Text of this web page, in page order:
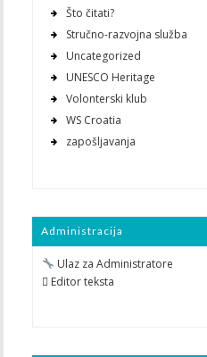
Što čitati?
Stručno-razvojna služba
Uncategorized
UNESCO Heritage
Volonterski klub
WS Croatia
zapošljavanja
Administracija
Ulaz za Administratore
 Editor teksta